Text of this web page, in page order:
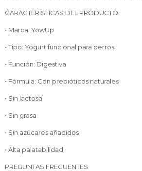
CARACTERÍSTICAS DEL PRODUCTO
• Marca: YowUp
• Tipo: Yogurt funcional para perros
• Función: Digestiva
• Fórmula: Con prebióticos naturales
• Sin lactosa
• Sin grasa
• Sin azúcares añadidos
• Alta palatabilidad
PREGUNTAS FRECUENTES